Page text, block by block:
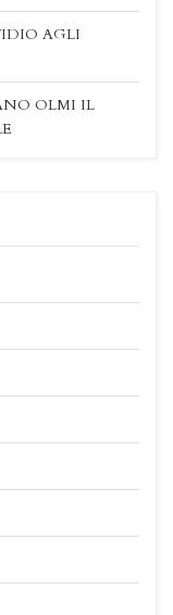
AGLI
OLMI IL